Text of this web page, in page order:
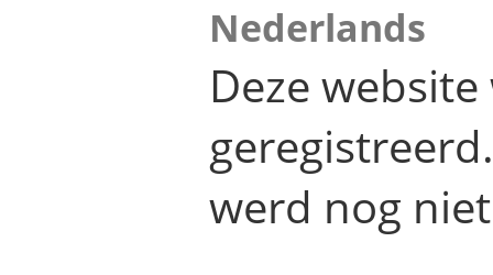
Nederlands
Deze
werd nog